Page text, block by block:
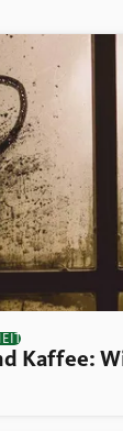
Kaffee: